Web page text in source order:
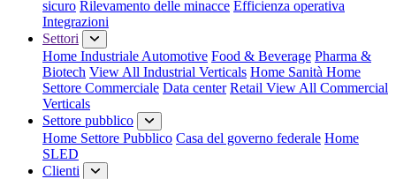
sicuro Rilevamento delle minacce Efficienza operativa
Integrazioni
Settori
Home Industriale Automotive Food & Beverage Pharma &
Biotech View All Industrial Verticals Home Sanità Home
Settore Commerciale Data center Retail View All Commercial
Verticals
Settore pubblico
Home Settore Pubblico Casa del governo federale Home
SLED
Clienti